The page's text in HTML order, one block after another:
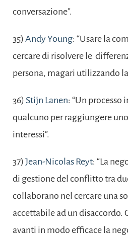
conversazione”.
35) Andy Young: “Usare la
cercare di risolvere le
persona, magari utilizzando
36) Stijn Lanen: “Un processo
qualcuno per raggiungere
interessi”.
37) Jean-Nicolas Reyt: “La
di gestione del conflitto tra
collaborano nel cercare una
accettabile ad un disaccordo.
avanti in modo efficace la